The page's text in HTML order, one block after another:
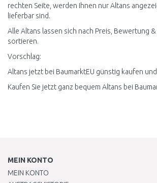
rechten Seite, werden Ihnen nur Altans
lieferbar sind.
Alle Altans lassen sich nach Preis, Bewertung
sortieren.
Vorschlag:
Altans jetzt bei BaumarktEU günstig kaufen
Kaufen Sie jetzt ganz bequem Altans bei
MEIN KONTO
MEIN KONTO